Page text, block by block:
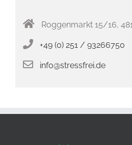
Roggenmarkt 15/16,
+49 (0) 251 / 93266750
info@stressfrei.de